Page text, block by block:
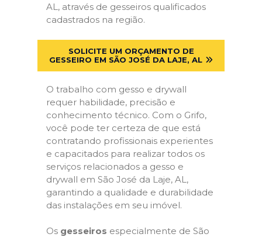
AL, através de gesseiros qualificados
cadastrados na região.
SOLICITE UM ORÇAMENTO DE
GESSEIRO EM SÃO JOSÉ DA LAJE, AL
O trabalho com gesso e drywall
requer habilidade, precisão e
conhecimento técnico. Com o Grifo,
você pode ter certeza de que está
contratando profissionais experientes
e capacitados para realizar todos os
serviços relacionados a gesso e
drywall em São José da Laje, AL,
garantindo a qualidade e durabilidade
das instalações em seu imóvel.
Os gesseiros especialmente de São